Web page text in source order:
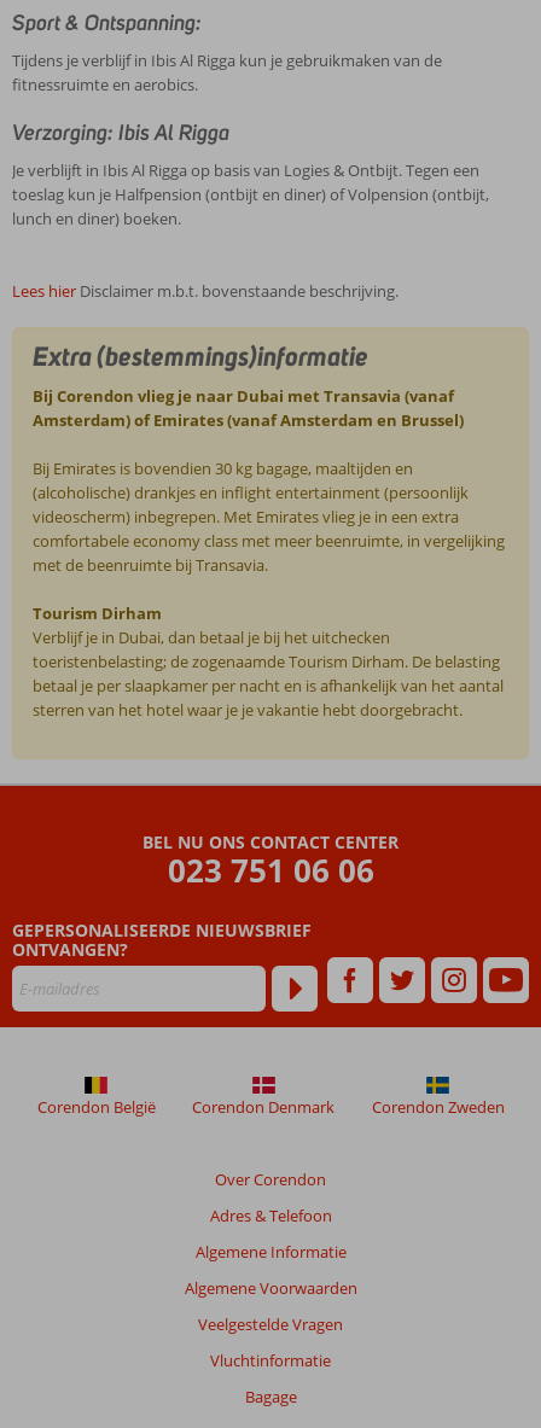
Sport & Ontspanning:
Tijdens je verblijf in Ibis Al Rigga kun je gebruikmaken van de
fitnessruimte en aerobics.
Verzorging: Ibis Al Rigga
Je verblijft in Ibis Al Rigga op basis van Logies & Ontbijt. Tegen een
toeslag kun je Halfpension (ontbijt en diner) of Volpension (ontbijt,
lunch en diner) boeken.
Lees hier Disclaimer m.b.t. bovenstaande beschrijving.
Extra (bestemmings)informatie
Bij Corendon vlieg je naar Dubai met Transavia (vanaf
Amsterdam) of Emirates (vanaf Amsterdam en Brussel)
Bij Emirates is bovendien 30 kg bagage, maaltijden en
(alcoholische) drankjes en inflight entertainment (persoonlijk
videoscherm) inbegrepen. Met Emirates vlieg je in een extra
comfortabele economy class met meer beenruimte, in vergelijking
met de beenruimte bij Transavia.
Tourism Dirham
Verblijf je in Dubai, dan betaal je bij het uitchecken
toeristenbelasting; de zogenaamde Tourism Dirham. De belasting
betaal je per slaapkamer per nacht en is afhankelijk van het aantal
sterren van het hotel waar je je vakantie hebt doorgebracht.
na
hun
verblijf
in
BEL NU ONS CONTACT CENTER
023 751 06 06
GEPERSONALISEERDE NIEUWSBRIEF
ONTVANGEN?
Over Corendon
Adres & Telefoon
Algemene Informatie
Algemene Voorwaarden
Veelgestelde Vragen
Vluchtinformatie
Bagage
Corendon België Corendon Denmark Corendon Zweden